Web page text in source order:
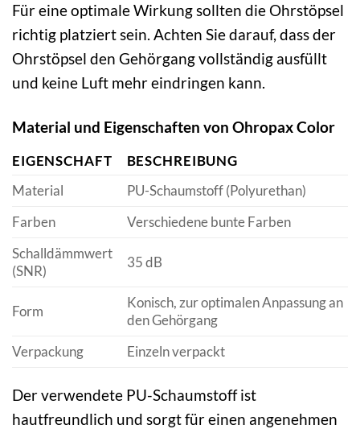
Für eine optimale Wirkung sollten die Ohrstöpsel
richtig platziert sein. Achten Sie darauf, dass der
Ohrstöpsel den Gehörgang vollständig ausfüllt
und keine Luft mehr eindringen kann.
Material und Eigenschaften von Ohropax Color
EIGENSCHAFT
BESCHREIBUNG
Material
PU-Schaumstoff (Polyurethan)
Farben
Verschiedene bunte Farben
Schalldämmwert
(SNR)
35 dB
Form
Konisch, zur optimalen Anpassung an
den Gehörgang
Verpackung
Einzeln verpackt
Der verwendete PU-Schaumstoff ist
hautfreundlich und sorgt für einen angenehmen